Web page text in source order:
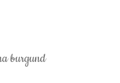
burgund